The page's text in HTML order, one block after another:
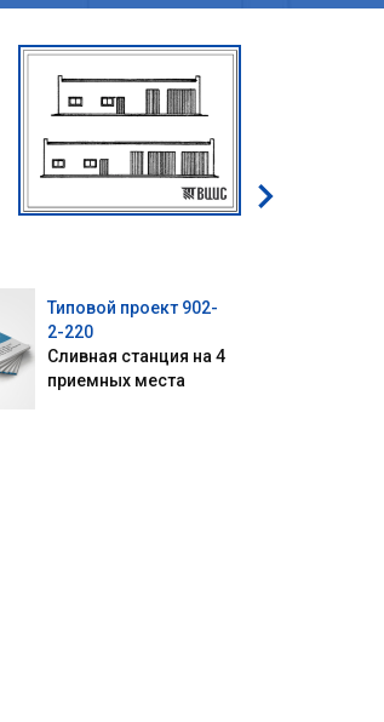
Типовой проект 902-
2-220
Сливная станция на 4
приемных места